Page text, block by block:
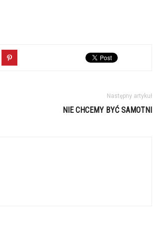
Następny artykuł
NIE CHCEMY BYĆ SAMOTNI